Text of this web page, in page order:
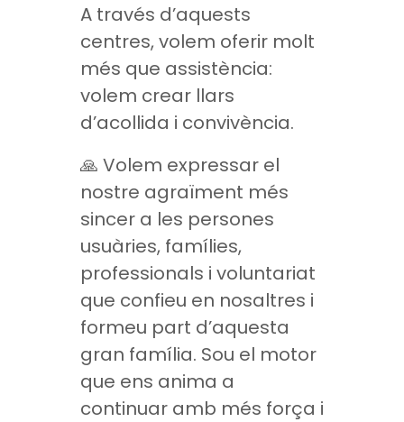
A través d’aquests
centres, volem oferir molt
més que assistència:
volem crear llars
d’acollida i convivència.
🙏 Volem expressar el
nostre agraïment més
sincer a les persones
usuàries, famílies,
professionals i voluntariat
que confieu en nosaltres i
formeu part d’aquesta
gran família. Sou el motor
que ens anima a
continuar amb més força i